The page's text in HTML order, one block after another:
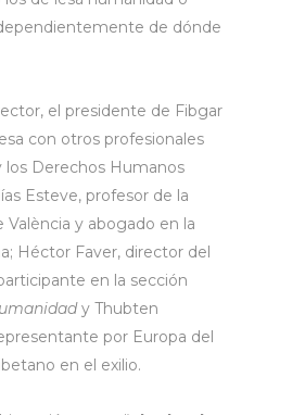
de dónde
el presidente de Fibgar
con otros profesionales
los Derechos Humanos
Esteve, profesor de la
València y abogado en la
Héctor Faver, director del
en la sección
y Thubten
por Europa del
en el exilio.